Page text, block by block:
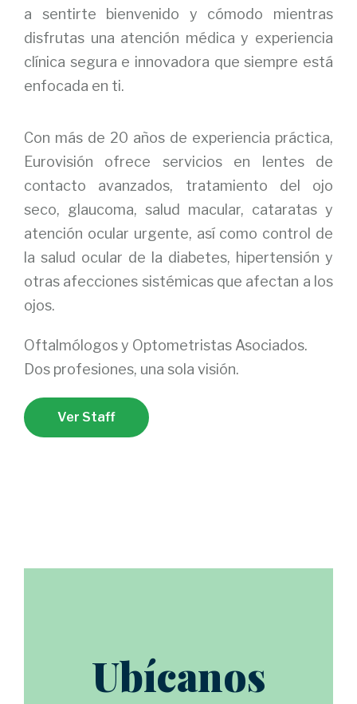
a sentirte bienvenido y cómodo mientras
disfrutas una atención médica y experiencia
clínica segura e innovadora que siempre está
enfocada en ti.
Con más de 20 años de experiencia práctica,
Eurovisión ofrece servicios en lentes de
contacto avanzados, tratamiento del ojo
seco, glaucoma, salud macular, cataratas y
atención ocular urgente, así como control de
la salud ocular de la diabetes, hipertensión y
otras afecciones sistémicas que afectan a los
ojos.
Oftalmólogos y Optometristas Asociados.
Dos profesiones, una sola visión.
Ver Staff
Ubícanos